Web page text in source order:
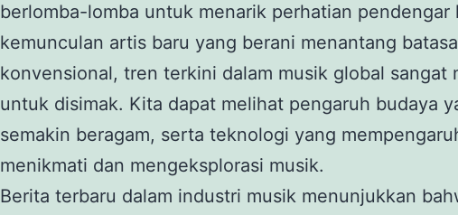
berlomba-lomba untuk menarik perhatian pendengar
kemunculan artis baru yang berani menantang
konvensional, tren terkini dalam musik global sangat
untuk disimak. Kita dapat melihat pengaruh budaya
semakin beragam, serta teknologi yang
menikmati dan mengeksplorasi musik.
Berita terbaru dalam industri musik menunjukkan